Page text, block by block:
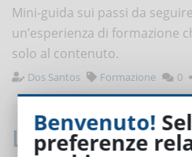
Mini-guida sui passi da
un’esperienza di formazione
solo al contenuto.
Dos Santos Formazione 0
L'insegnamento
Benvenuto!
preferenze